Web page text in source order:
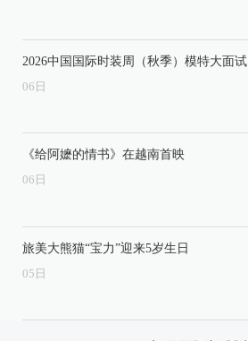
2026中国国际时装周（秋季）模特大面试
06 日
《给阿嬷的情书》在越南首映
06 日
旅美大熊猫“宝力”迎来5岁生日
05 日